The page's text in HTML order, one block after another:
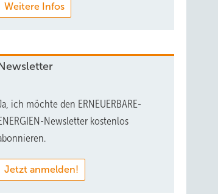
Weitere Infos
ich möchte den ERNEUERBARE-
Newsletter kostenlos
Jetzt anmelden!